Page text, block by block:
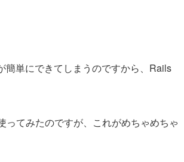
簡単にできてしまうのですから、Rails
ってみたのですが、これがめちゃめちゃ